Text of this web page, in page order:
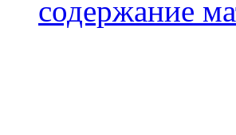
содержание